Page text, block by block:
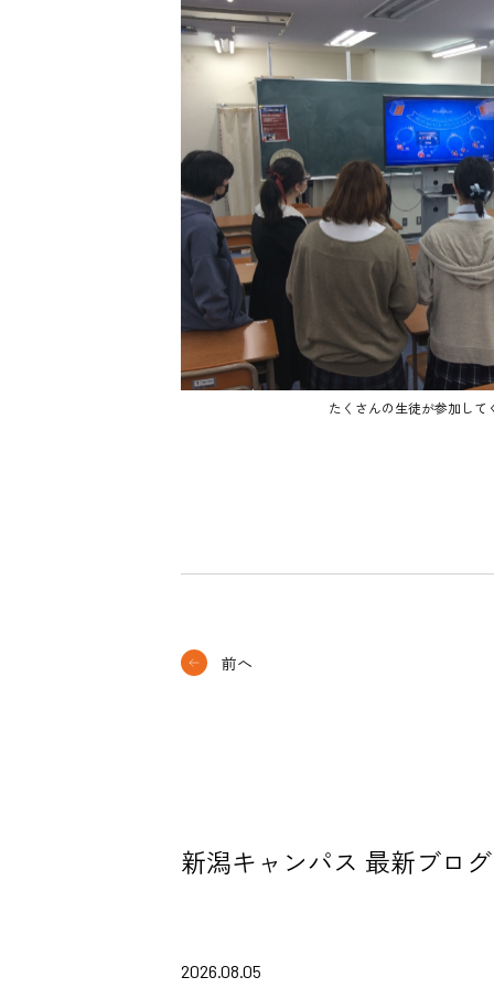
たくさんの生徒が参加して
前へ
新潟キャンパス 最新ブログ
2026.08.05